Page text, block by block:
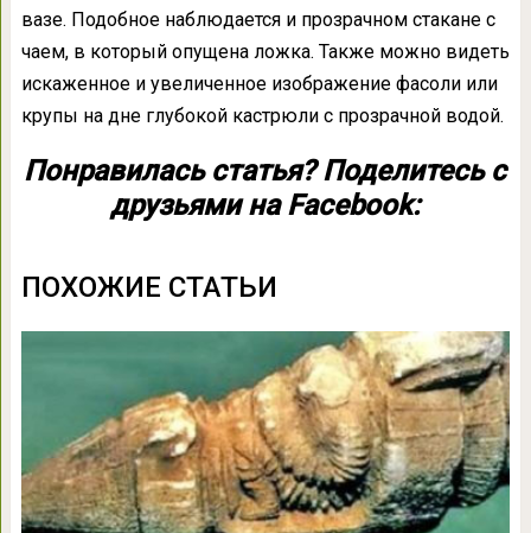
вазе. Подобное наблюдается и прозрачном стакане с
чаем, в который опущена ложка. Также можно видеть
искаженное и увеличенное изображение фасоли или
крупы на дне глубокой кастрюли с прозрачной водой.
Понравилась статья? Поделитесь с
друзьями на Facebook:
ПОХОЖИЕ СТАТЬИ